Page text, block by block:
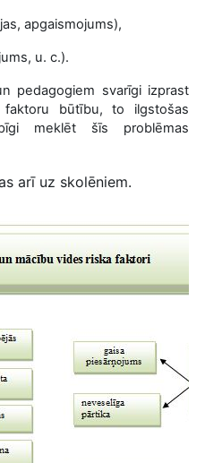
apgaismojums),
u. c.).
pedagogiem svarīgi izprast
būtību, to ilgstošas
meklēt šīs problēmas
arī uz skolēniem.